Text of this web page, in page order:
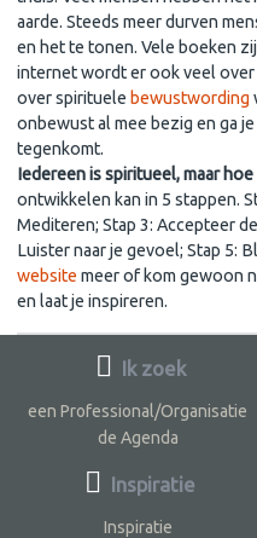
aarde. Steeds meer durven
en het te tonen. Vele boeken
internet wordt er ook veel
over spirituele bewustwording
onbewust al mee bezig en ga
tegenkomt.
Iedereen is spiritueel, maar
ontwikkelen kan in 5 stappen.
Mediteren; Stap 3: Accepteer
Luister naar je gevoel; Stap 5:
website meer of kom gewoon
en laat je inspireren.
Ik zoek
een Professional/Organisatie
de Agenda
Inspiratie
Inspiratie